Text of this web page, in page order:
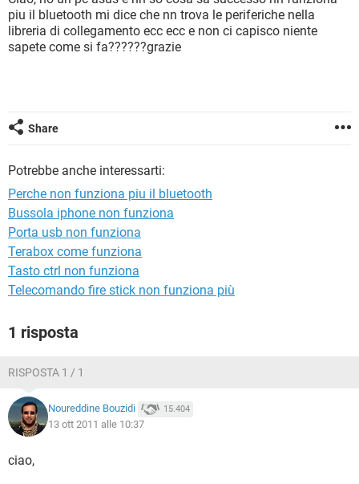
HARDWARE
TIKTOK FACEBOOK
HARDWARE
iOS WINDOWS 10
INSTAGRAM WHATSAPP
INTRATTENIMENTO ANDROID
iOS
HARDWARE
piu il bluetooth mi dice che nn trova le periferiche nella
libreria di collegamento ecc ecc e non ci capisco niente
sapete come si fa??????grazie
Share
Potrebbe anche interessarti:
Perche non funziona piu il bluetooth
Bussola iphone non funziona
Porta usb non funziona
Terabox come funziona
Tasto ctrl non funziona
Telecomando fire stick non funziona più
1 risposta
RISPOSTA 1 / 1
Noureddine Bouzidi 15.404
13 ott 2011 alle 10:37
ciao,